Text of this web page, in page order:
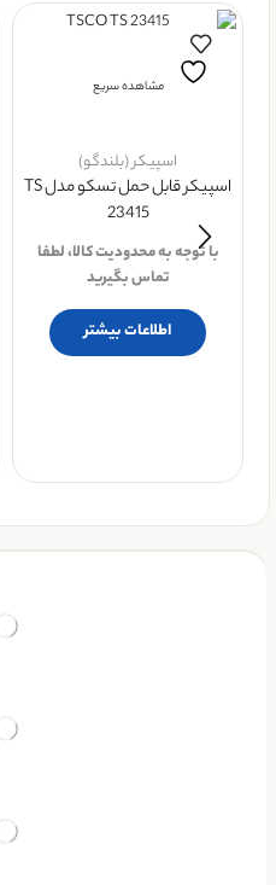
مشاهده سریع
اسپیکر (بلندگو)
اسپیکر قابل حمل تسکو مدل TS
23415
با توجه به محدودیت کالا، لطفا
تماس بگیرید
اطلاعات بیشتر